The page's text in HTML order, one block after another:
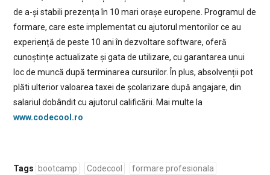
de a-și stabili prezența în 10 mari orașe europene. Programul de
formare, care este implementat cu ajutorul mentorilor ce au
experiență de peste 10 ani în dezvoltare software, oferă
cunoștințe actualizate și gata de utilizare, cu garantarea unui
loc de muncă după terminarea cursurilor. În plus, absolvenții pot
plăti ulterior valoarea taxei de școlarizare după angajare, din
salariul dobândit cu ajutorul calificării. Mai multe la
www.codecool.ro
Tags bootcamp Codecool formare profesionala